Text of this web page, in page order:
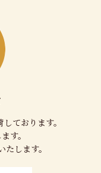
ております。
す。
します。